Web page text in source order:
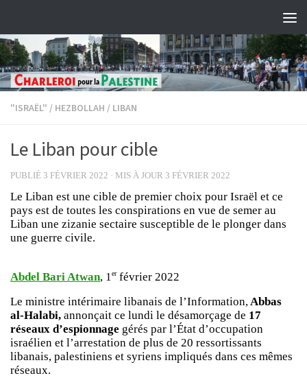
"ISRAËL" / HEZBOLLAH / LIBAN
Le Liban pour cible
PUBLIÉ 3 FÉVRIER 2022 · MIS À JOUR 3 FÉVRIER 2022
Le Liban est une cible de premier choix pour Israël et ce
pays est de toutes les conspirations en vue de semer au
Liban une zizanie sectaire susceptible de le plonger dans
une guerre civile.
Abdel Bari Atwan, 1 erfévrier 2022
Le ministre intérimaire libanais de l’Information,Abbas
al-Halabi, annonçait ce lundi le désamorçage de 17
réseaux d’espionnage gérés par l’État d’occupation
israélien et l’arrestation de plus de 20 ressortissants
libanais, palestiniens et syriens impliqués dans ces mêmes
réseaux.